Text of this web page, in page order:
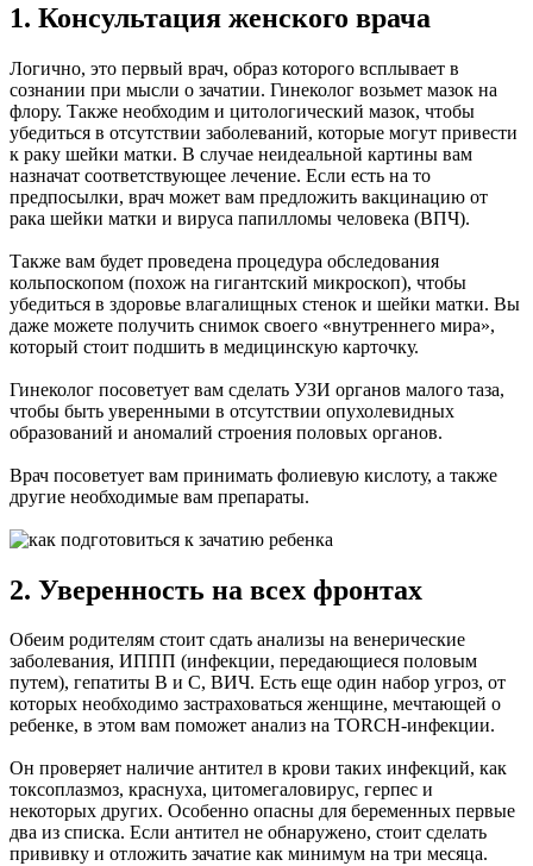
1. Консультация женского врача
Логично, это первый врач, образ которого всплывает в
сознании при мысли о зачатии. Гинеколог возьмет мазок на
флору. Также необходим и цитологический мазок, чтобы
убедиться в отсутствии заболеваний, которые могут привести
к раку шейки матки. В случае неидеальной картины вам
назначат соответствующее лечение. Если есть на то
предпосылки, врач может вам предложить вакцинацию от
рака шейки матки и вируса папилломы человека (ВПЧ).
Также вам будет проведена процедура обследования
кольпоскопом (похож на гигантский микроскоп), чтобы
убедиться в здоровье влагалищных стенок и шейки матки. Вы
даже можете получить снимок своего «внутреннего мира»,
который стоит подшить в медицинскую карточку.
Гинеколог посоветует вам сделать УЗИ органов малого таза,
чтобы быть уверенными в отсутствии опухолевидных
образований и аномалий строения половых органов.
Врач посоветует вам принимать фолиевую кислоту, а также
другие необходимые вам препараты.
2. Уверенность на всех фронтах
Обеим родителям стоит сдать анализы на венерические
заболевания, ИППП (инфекции, передающиеся половым
путем), гепатиты В и С, ВИЧ. Есть еще один набор угроз, от
которых необходимо застраховаться женщине, мечтающей о
ребенке, в этом вам поможет анализ на TORCH-инфекции.
Он проверяет наличие антител в крови таких инфекций, как
токсоплазмоз, краснуха, цитомегаловирус, герпес и
некоторых других. Особенно опасны для беременных первые
два из списка. Если антител не обнаружено, стоит сделать
прививку и отложить зачатие как минимум на три месяца.